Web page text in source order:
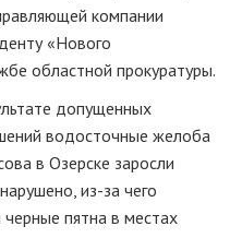
компании
«Нового
областной прокуратуры.
допущенных
водосточные желоба
в Озерске заросли
из-за чего
пятна в местах